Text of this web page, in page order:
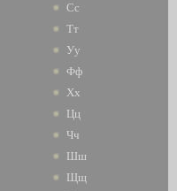
Сс
Тт
Уу
Фф
Хх
Цц
Чч
Шш
Щщ